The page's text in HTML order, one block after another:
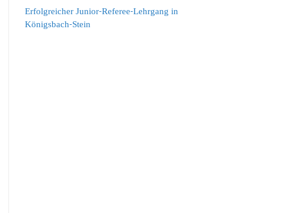
Erfolgreicher Junior-Referee-Lehrgang in
Königsbach-Stein